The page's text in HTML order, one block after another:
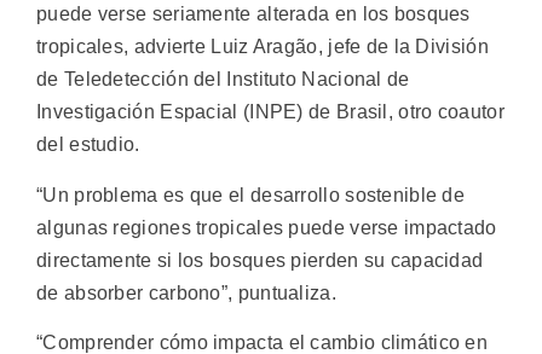
puede verse seriamente alterada en los bosques
tropicales, advierte Luiz Aragão, jefe de la División
de Teledetección del Instituto Nacional de
Investigación Espacial (INPE) de Brasil, otro coautor
del estudio.
“Un problema es que el desarrollo sostenible de
algunas regiones tropicales puede verse impactado
directamente si los bosques pierden su capacidad
de absorber carbono”, puntualiza.
“Comprender cómo impacta el cambio climático en